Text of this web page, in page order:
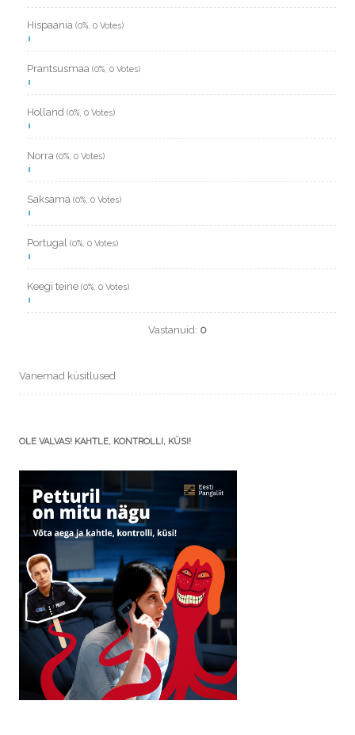
Hispaania (0%, 0 Votes)
Prantsusmaa (0%, 0 Votes)
Holland (0%, 0 Votes)
Norra (0%, 0 Votes)
Saksama (0%, 0 Votes)
Portugal (0%, 0 Votes)
Keegi teine (0%, 0 Votes)
Vastanuid: 0
Vanemad küsitlused
OLE VALVAS! KAHTLE, KONTROLLI, KÜSI!